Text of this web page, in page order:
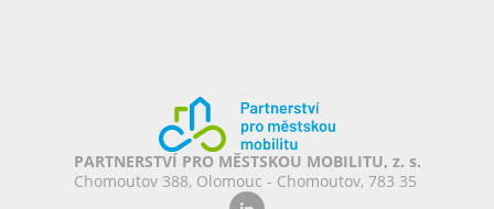
PARTNERSTVÍ PRO MĚSTSKOU MOBILITU, z. s.
Chomoutov 388, Olomouc - Chomoutov, 783 35